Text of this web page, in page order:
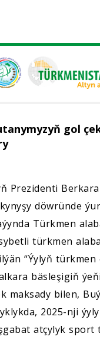
gol
Prezidenti
döwründe
Türkmen
türkmen
“Ýylyň türkmen
bäsleşigiň
maksady bilen,
2025-nji
atçylyk sport